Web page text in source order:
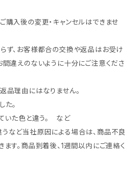
購入後の変更・キャンセルはできませ
ず、お客様都合の交換や返品はお受け
間違えのないように十分にご注意くださ
品理由にはなりません。
。
いた色と違う。 など
など当社原因による場合は、商品不良
ます。商品到着後、1週間以内にご連絡く